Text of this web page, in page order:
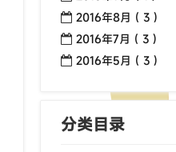
2016年8月 ( 3 )
2016年7月 ( 3 )
2016年5月 ( 3 )
分类目录